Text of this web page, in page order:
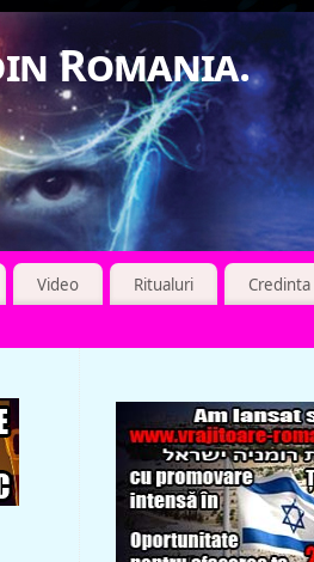
Romania.
Video Ritualuri
Credinta